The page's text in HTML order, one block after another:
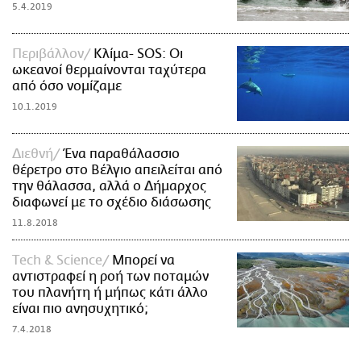
5.4.2019
Περιβάλλον
Κλίμα- SOS: Οι
ωκεανοί θερμαίνονται ταχύτερα
από όσο νομίζαμε
10.1.2019
Διεθνή
Ένα παραθάλασσιο
θέρετρο στο Βέλγιο απειλείται από
την θάλασσα, αλλά ο Δήμαρχος
διαφωνεί με το σχέδιο διάσωσης
11.8.2018
Τech & Science
Μπορεί να
αντιστραφεί η ροή των ποταμών
του πλανήτη ή μήπως κάτι άλλο
είναι πιο ανησυχητικό;
7.4.2018